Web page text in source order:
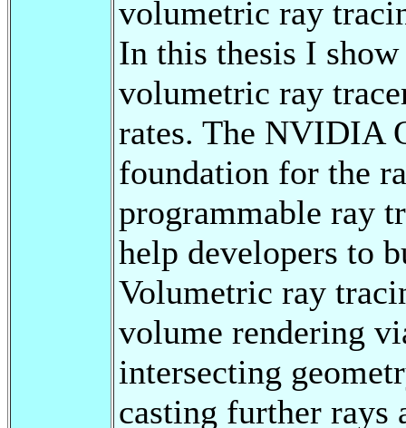
volumetric ray
In this thesis I
volumetric ray
rates. The NVIDIA
foundation for the
programmable ray
help developers to
Volumetric ray
volume rendering
intersecting
casting further rays